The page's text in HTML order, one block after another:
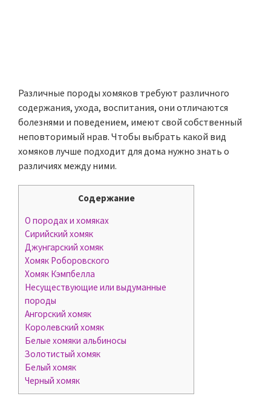
Различные породы хомяков требуют различного
содержания, ухода, воспитания, они отличаются
болезнями и поведением, имеют свой собственный
неповторимый нрав. Чтобы выбрать какой вид
хомяков лучше подходит для дома нужно знать о
различиях между ними.
Содержание
О породах и хомяках
Сирийский хомяк
Джунгарский хомяк
Хомяк Роборовского
Хомяк Кэмпбелла
Несуществующие или выдуманные
породы
Ангорский хомяк
Королевский хомяк
Белые хомяки альбиносы
Золотистый хомяк
Белый хомяк
Черный хомяк